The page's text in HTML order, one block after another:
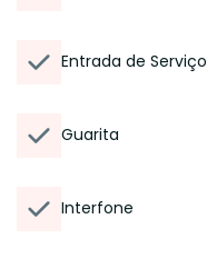
Entrada de Serviço
Guarita
Interfone